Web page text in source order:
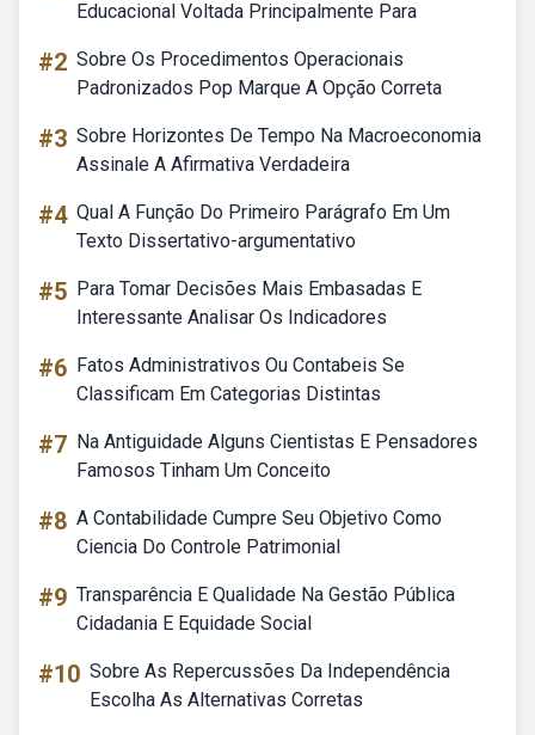
Educacional Voltada Principalmente Para
#2 Sobre Os Procedimentos Operacionais
Padronizados Pop Marque A Opção Correta
#3 Sobre Horizontes De Tempo Na Macroeconomia
Assinale A Afirmativa Verdadeira
#4 Qual A Função Do Primeiro Parágrafo Em Um
Texto Dissertativo-argumentativo
#5 Para Tomar Decisões Mais Embasadas E
Interessante Analisar Os Indicadores
#6 Fatos Administrativos Ou Contabeis Se
Classificam Em Categorias Distintas
#7 Na Antiguidade Alguns Cientistas E Pensadores
Famosos Tinham Um Conceito
#8 A Contabilidade Cumpre Seu Objetivo Como
Ciencia Do Controle Patrimonial
#9 Transparência E Qualidade Na Gestão Pública
Cidadania E Equidade Social
#10 Sobre As Repercussões Da Independência
Escolha As Alternativas Corretas